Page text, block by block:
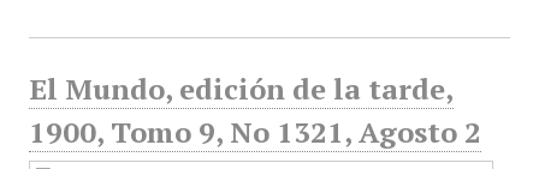
El Mundo, edición de la tarde,
1900, Tomo 9, No 1321, Agosto 2